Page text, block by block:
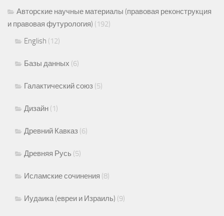
Авторские научные материалы (правовая реконструкция
и правовая футурология) (192)
English (12)
Базы данных (6)
Галактический союз (5)
Дизайн (1)
Древний Кавказ (6)
Древняя Русь (5)
Исламские сочинения (8)
Иудаика (евреи и Израиль) (9)